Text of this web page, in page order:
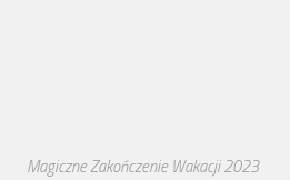
Magiczne Zakończenie Wakacji 2023